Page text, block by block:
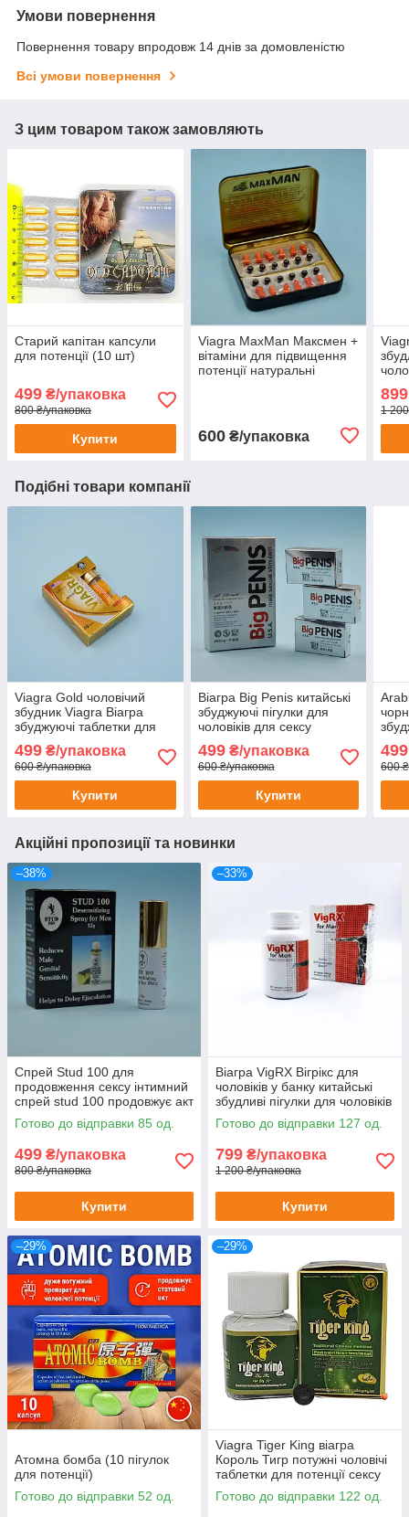
Умови повернення
Повернення товару впродовж 14 днів за домовленістю
Всі умови повернення
З цим товаром також замовляють
Старий капітан капсули
для потенції (10 шт)
499 ₴/упаковка
800 ₴/упаковка
Купити
Viagra MaxMan Максмен +
вітаміни для підвищення
потенції натуральні
600₴/упаковка
899
1
Подібні товари компанії
Viagra Gold чоловічий
збудник Viagra Віагра
збуджуючі таблетки для
потенції продовження
сексу 10 шт
499 ₴/упаковка
600 ₴/упаковка
Купити
Віагра Big Penis китайські
збуджуючі пігулки для
чоловіків для сексу
потенції ерекції потужний
збуджуючий засіб Viagra
12 шт
499₴/упаковка
600 ₴/упаковка
Купити
499
600
Акційні пропозиції та новинки
–38%
Спрей Stud 100 для
продовження сексу інтимний
спрей stud 100 продовжує акт
препарати для потенції
Готово до відправки 85 од.
499 ₴/упаковка
800 ₴/упаковка
Купити
–33%
Віагра VigRХ Вігрікс для
чоловіків у банку китайські
збудливі пігулки для чоловіків
трав'яна viagra 60шт
Готово до відправки 127 од.
799 ₴/упаковка
1 200 ₴/упаковка
Купити
–29%
Атомна бомба (10 пігулок
для потенції)
Готово до відправки 52 од.
–29%
Viagra Tiger King віагра
Король Тигр потужні чоловічі
таблетки для потенції сексу
ерекції лібідо збільшення
потенції 10шт
Готово до відправки 122 од.